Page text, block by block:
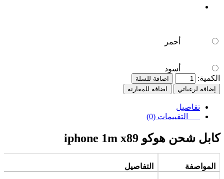
أحمر
أسود
الكمية:
اضافة للسلة
إضافة لرغباتي
اضافة للمقارنة
تفاصيل
التقييمات (0)
كابل شحن هوكو iphone 1m x89
المواصفة التفاصيل